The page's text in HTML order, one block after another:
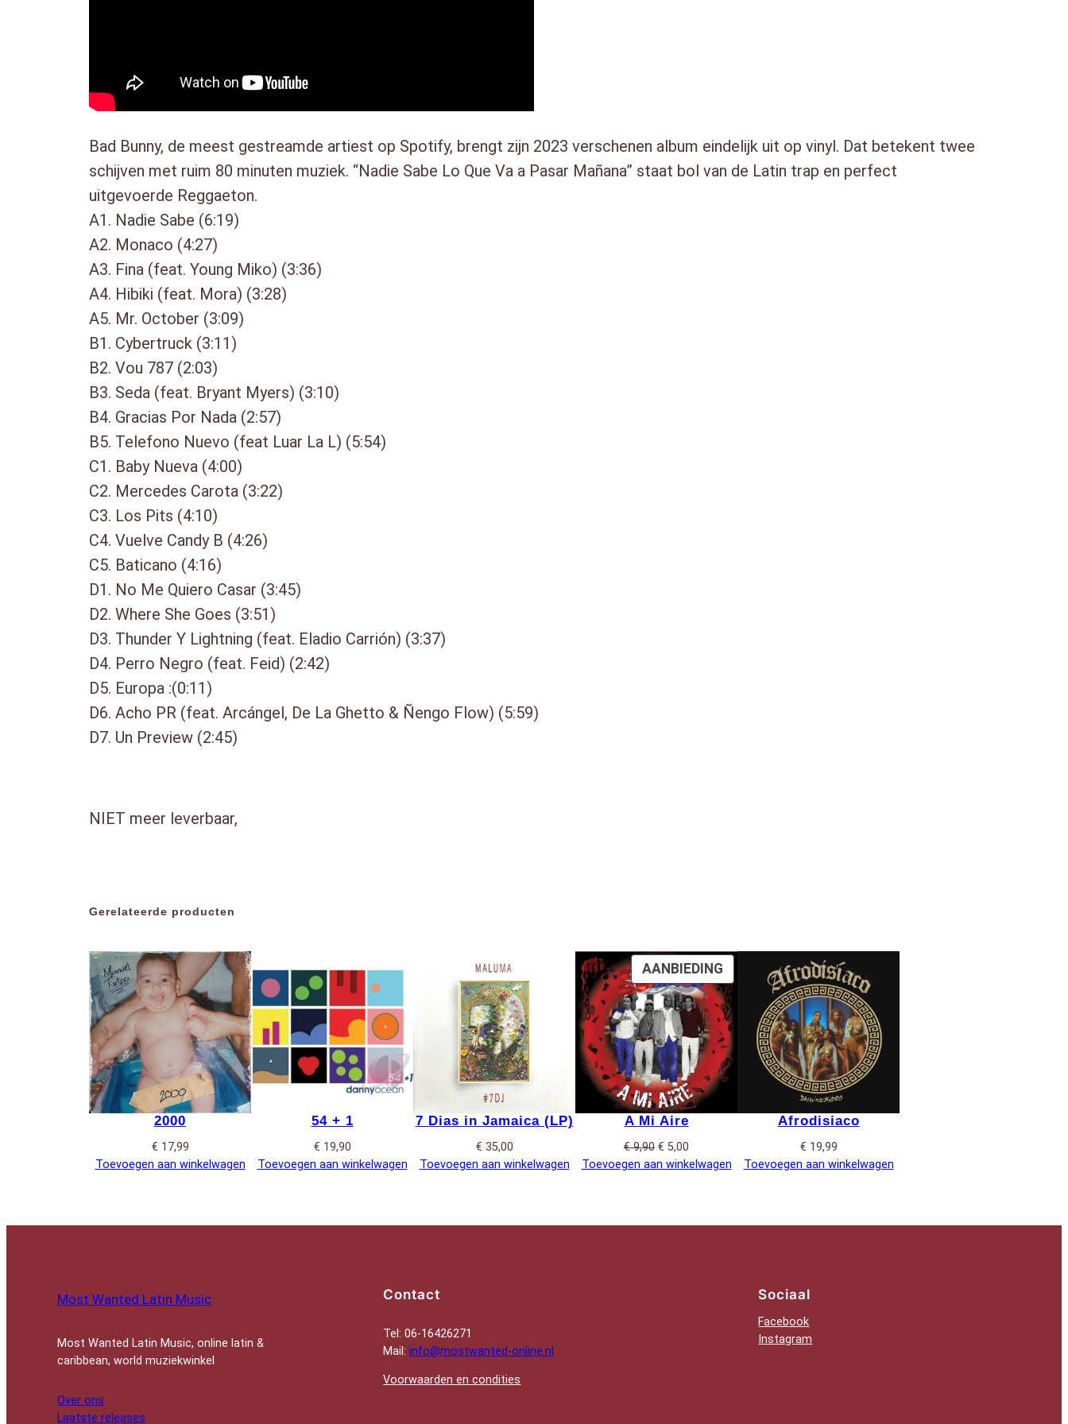
Bad Bunny, de meest gestreamde artiest op Spotify, brengt zijn 2023 verschenen album eindelijk uit op vinyl. Dat betekent twee
schijven met ruim 80 minuten muziek. “Nadie Sabe Lo Que Va a Pasar Mañana” staat bol van de Latin trap en perfect
uitgevoerde Reggaeton.
A1. Nadie Sabe (6:19)
A2. Monaco (4:27)
A3. Fina (feat. Young Miko) (3:36)
A4. Hibiki (feat. Mora) (3:28)
A5. Mr. October (3:09)
B1. Cybertruck (3:11)
B2. Vou 787 (2:03)
B3. Seda (feat. Bryant Myers) (3:10)
B4. Gracias Por Nada (2:57)
B5. Telefono Nuevo (feat Luar La L) (5:54)
C1. Baby Nueva (4:00)
C2. Mercedes Carota (3:22)
C3. Los Pits (4:10)
C4. Vuelve Candy B (4:26)
C5. Baticano (4:16)
D1. No Me Quiero Casar (3:45)
D2. Where She Goes (3:51)
D3. Thunder Y Lightning (feat. Eladio Carrión) (3:37)
D4. Perro Negro (feat. Feid) (2:42)
D5. Europa :(0:11)
D6. Acho PR (feat. Arcángel, De La Ghetto & Ñengo Flow) (5:59)
D7. Un Preview (2:45)
NIET meer leverbaar,
Gerelateerde producten
2000
€ 17,99
Toevoegen aan winkelwagen
54 + 1
€ 19,90
Toevoegen aan winkelwagen
7 Dias in Jamaica (LP)
€ 35,00
Toevoegen aan winkelwagen
AANBIEDINGPRODUCT
IN
DE
UITVERKOOP
A Mi Aire
€9,90 Oorspronkelijke
prijs
€ 5,00
prijs
Toevoegen aan winkelwagen
Afrodisiaco
€ 19,99
Toevoegen aan winkelwagen
Most Wanted Latin Music
Most Wanted Latin Music, online latin &
caribbean, world muziekwinkel
Over ons
Laatste releases
Contact
Tel: 06-16426271
Mail:info@mostwanted-online.nl
Voorwaarden en condities
Sociaal
Facebook
Instagram